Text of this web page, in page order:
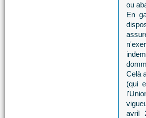
ou
En
Celà
(qui
avril